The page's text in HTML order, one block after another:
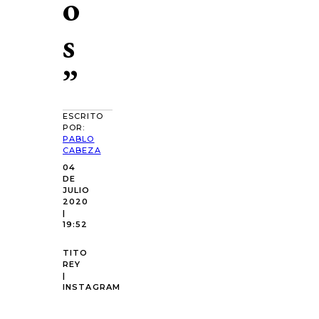
s
”
ESCRITO
POR:
PABLO
CABEZA
04
DE
JULIO
2020
|
19:52
TITO
REY
|
INSTAGRAM